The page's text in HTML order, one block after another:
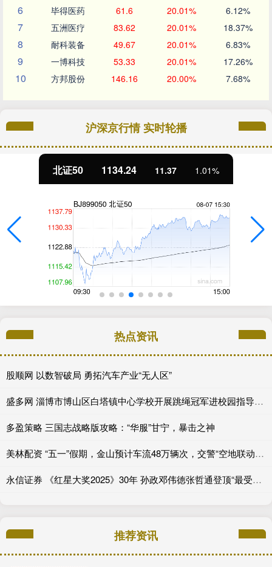
6 毕得医药 61.6 20.01% 6.12%
7 五洲医疗 83.62 20.01% 18.37%
8 耐科装备 49.67 20.01% 6.83%
9 一博科技 53.33 20.01% 17.26%
10 方邦股份 146.16 20.00% 7.68%
沪深京行情 实时轮播
北证50 1134.24 11.37 1.01%
热点资讯
股顺网 以数智破局 勇拓汽车产业“无人区”
盛多网 淄博市博山区白塔镇中心学校开展跳绳冠军进校园指导活动
多盈策略 三国志战略版攻略：“华服”甘宁，暴击之神
美林配资 “五一”假期，金山预计车流48万辆次，交警“空地联动”应对“大考”
永信证券 《红星大奖2025》30年 孙政邓伟徳张哲通登顶“最受欢迎潜力星”_角色_电视剧_新生代
推荐资讯